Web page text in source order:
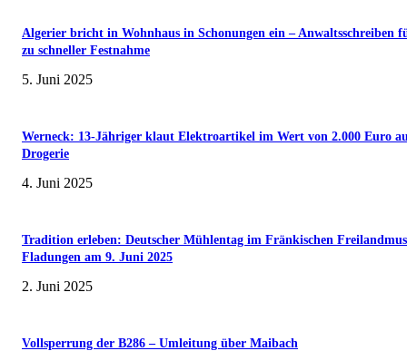
Algerier bricht in Wohnhaus in Schonungen ein – Anwaltsschreiben
zu schneller Festnahme
5. Juni 2025
Werneck: 13-Jähriger klaut Elektroartikel im Wert von 2.000 Euro
Drogerie
4. Juni 2025
Tradition erleben: Deutscher Mühlentag im Fränkischen
Fladungen am 9. Juni 2025
2. Juni 2025
Vollsperrung der B286 – Umleitung über Maibach